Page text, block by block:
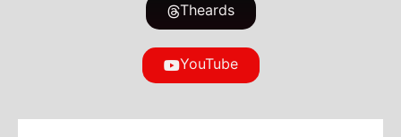
Theards
YouTube